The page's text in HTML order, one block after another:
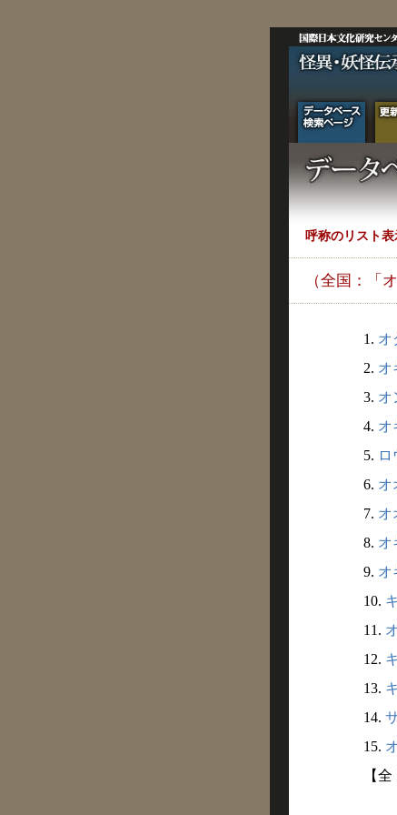
呼称のリスト表
（全国：「
1. オ
2. オ
3. オ
4. オ
5.
6. オ
7. オ
8. オ
9. オ
10.
11.
12.
13.
14.
15.
【